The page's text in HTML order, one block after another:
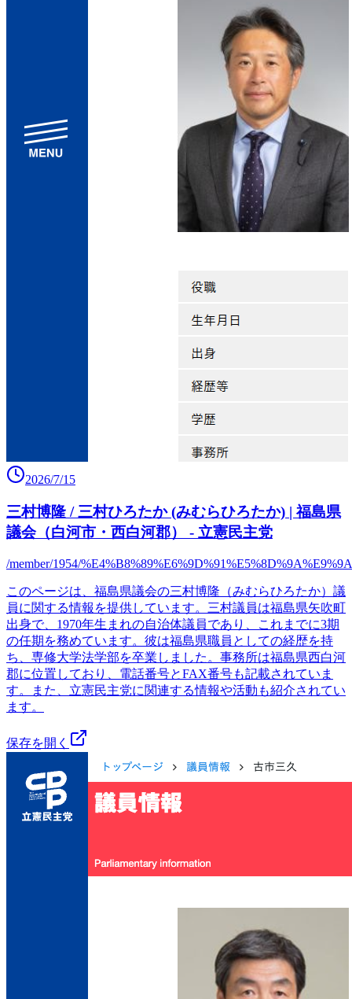
2026/7/15
三村博隆 / 三村ひろたか (みむらひろたか) | 福島県
議会（白河市・西白河郡） - 立憲民主党
/member/1954/
このページは、福島県議会の三村博隆（みむらひろたか）議
員に関する情報を提供しています。三村議員は福島県矢吹町
出身で、1970年生まれの自治体議員であり、これまでに3期
の任期を務めています。彼は福島県職員としての経歴を持
ち、専修大学法学部を卒業しました。事務所は福島県西白河
郡に位置しており、電話番号とFAX番号も記載されていま
す。また、立憲民主党に関連する情報や活動も紹介されてい
ます。
保存を開く